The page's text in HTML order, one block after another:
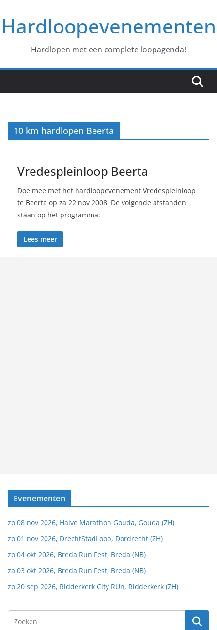
naar
deHardloopevenementen
Hardlopen met een complete loopagenda!
10 km hardlopen Beerta
Vredespleinloop Beerta
Doe mee met het hardloopevenement Vredespleinloop
te Beerta op za 22 nov 2008. De volgende afstanden
staan op het programma:
Lees meer
Evenementen
zo 08 nov 2026, Halve Marathon Gouda, Gouda (ZH)
zo 01 nov 2026, DrechtStadLoop, Dordrecht (ZH)
zo 04 okt 2026, Breda Run Fest, Breda (NB)
za 03 okt 2026, Breda Run Fest, Breda (NB)
zo 20 sep 2026, Ridderkerk City RUn, Ridderkerk (ZH)